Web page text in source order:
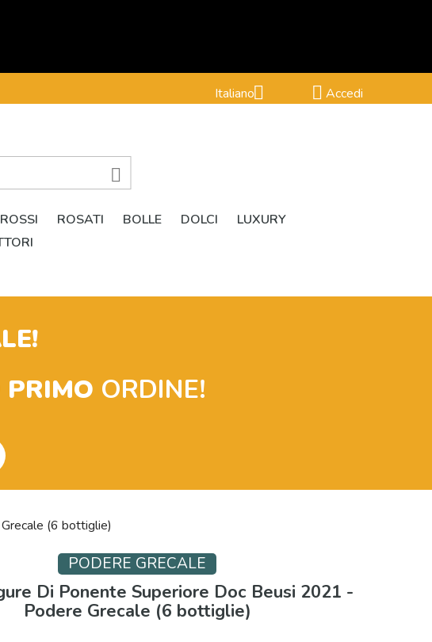
Italiano  Accedi

ROSSI ROSATI BOLLE DOLCI
LUXURY
PRIMO ORDINE!
(6 bottiglie)
PODERE GRECALE
Di Ponente Superiore Doc Beusi 2021 -
Podere Grecale (6 bottiglie)